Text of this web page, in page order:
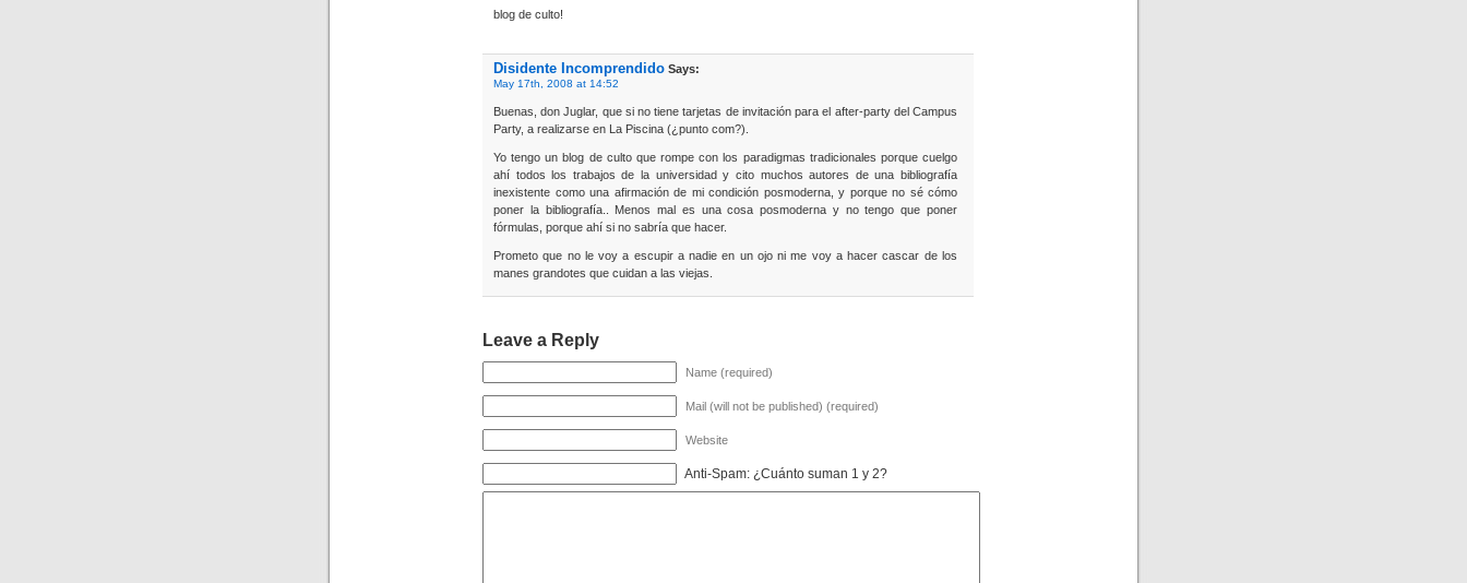
blog de culto!
Disidente Incomprendido Says:
May 17th, 2008 at 14:52
Buenas, don Juglar, que si no tiene tarjetas de invitación para el after-party del Campus
Party, a realizarse en La Piscina (¿punto com?).
Yo tengo un blog de culto que rompe con los paradigmas tradicionales porque cuelgo
ahí todos los trabajos de la universidad y cito muchos autores de una bibliografía
inexistente como una afirmación de mi condición posmoderna, y porque no sé cómo
poner la bibliografía.. Menos mal es una cosa posmoderna y no tengo que poner
fórmulas, porque ahí si no sabría que hacer.
Prometo que no le voy a escupir a nadie en un ojo ni me voy a hacer cascar de los
manes grandotes que cuidan a las viejas.
Leave a Reply
Name (required)
Mail (will not be published) (required)
Website
Anti-Spam: ¿Cuánto suman 1 y 2?